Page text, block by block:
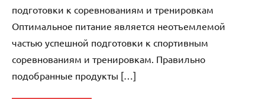
подготовки к соревнованиям и тренировкам
Оптимальное питание является неотъемлемой
частью успешной подготовки к спортивным
соревнованиям и тренировкам. Правильно
подобранные продукты […]